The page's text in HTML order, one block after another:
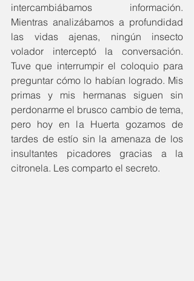
intercambiábamos información.
Mientras analizábamos a profundidad
las vidas ajenas, ningún insecto
volador interceptó la conversación.
Tuve que interrumpir el coloquio para
preguntar cómo lo habían logrado. Mis
primas y mis hermanas siguen sin
perdonarme el brusco cambio de tema,
pero hoy en la Huerta gozamos de
tardes de estío sin la amenaza de los
insultantes picadores gracias a la
citronela. Les comparto el secreto.